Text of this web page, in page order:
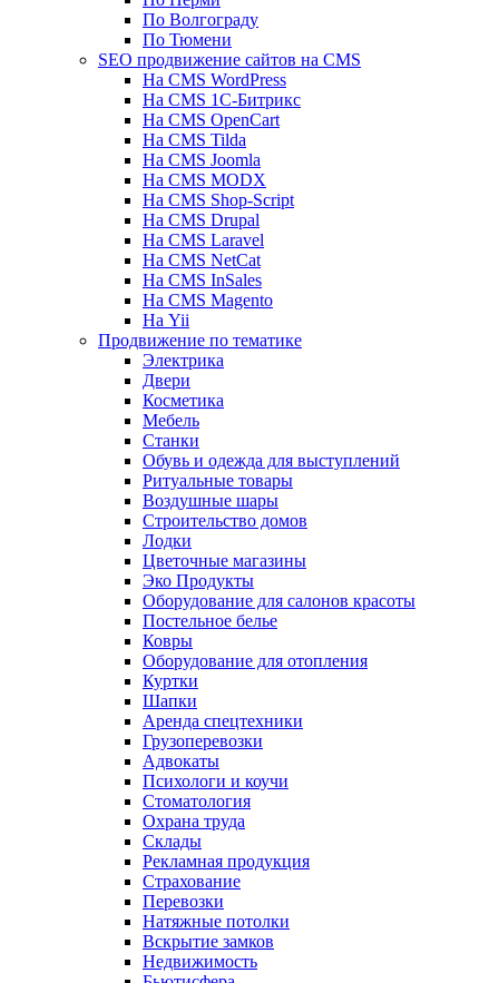
По Волгограду
По Тюмени
SEO продвижение сайтов на CMS
На CMS WordPress
На CMS 1С-Битрикс
На CMS OpenCart
На CMS Tilda
На CMS Joomla
На CMS MODX
На CMS Shop-Script
На CMS Drupal
На CMS Laravel
На CMS NetCat
На CMS InSales
На CMS Magento
На Yii
Продвижение по тематике
Электрика
Двери
Косметика
Мебель
Станки
Обувь и одежда для выступлений
Ритуальные товары
Воздушные шары
Строительство домов
Лодки
Цветочные магазины
Эко Продукты
Оборудование для салонов красоты
Постельное белье
Ковры
Оборудование для отопления
Куртки
Шапки
Аренда спецтехники
Грузоперевозки
Адвокаты
Психологи и коучи
Стоматология
Охрана труда
Склады
Рекламная продукция
Страхование
Перевозки
Натяжные потолки
Вскрытие замков
Недвижимость